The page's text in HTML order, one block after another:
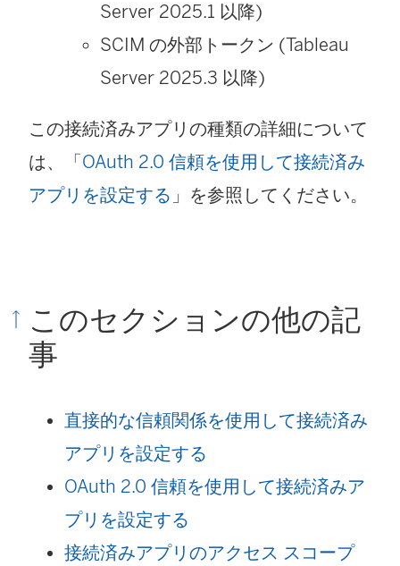
Server 2025.1 以降)
SCIM の外部トークン (Tableau
Server 2025.3 以降)
この接続済みアプリの種類の詳細について
は、「OAuth 2.0 信頼を使用して接続済み
アプリを設定する 」を参照してください。
このセクションの他の記
事
直接的な信頼関係を使用して接続済み
アプリを設定する
OAuth 2.0 信頼を使用して接続済みア
プリを設定する
接続済みアプリのアクセス スコープ